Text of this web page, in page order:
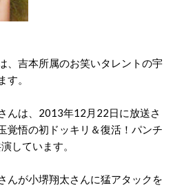
、吉本所属のお笑いタレントの宇
。
んは、2013年12月22日に放送さ
覚悟の初ドッキリ＆復活！パンチ
しています。
んが小堺翔太さんに猛アタックを